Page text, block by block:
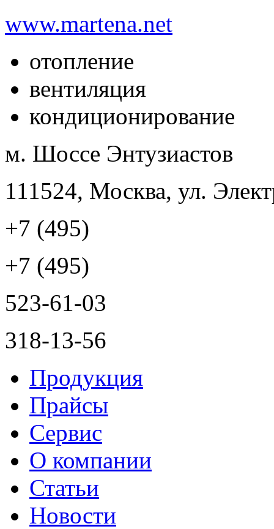
www.martena.net
отопление
вентиляция
кондиционирование
м. Шоссе Энтузиастов
111524, Москва, ул.
+7 (495)
+7 (495)
523-61-03
318-13-56
Продукция
Прайсы
Сервис
О компании
Статьи
Новости